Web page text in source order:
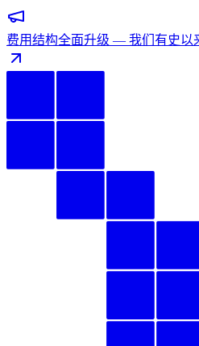
费用结构全面升级 — 我们有史以